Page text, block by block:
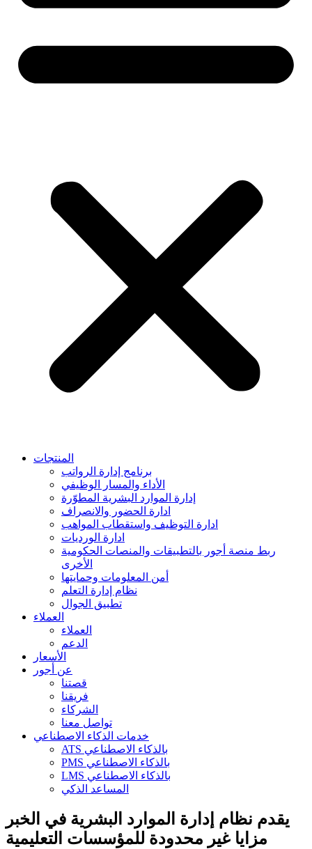
المنتجات
برنامج إدارة الرواتب
الأداء والمسار الوظيفي
إدارة الموارد البشرية المطوّرة
ادارة الحضور والانصراف
ادارة التوظيف واستقطاب المواهب
ادارة الورديات
ربط منصة أجور بالتطبيقات والمنصات الحكومية
الأخرى
أمن المعلومات وحمايتها
نظام إدارة التعلم
تطبيق الجوال
العملاء
العملاء
الدعم
الأسعار
عن أجور
قصتنا
فريقنا
الشركاء
تواصل معنا
خدمات الذكاء الاصطناعي
ATS بالذكاء الاصطناعي
PMS بالذكاء الاصطناعي
LMS بالذكاء الاصطناعي
المساعد الذكي
يقدم نظام إدارة الموارد البشرية في الخبر
مزايا غير محدودة للمؤسسات التعليمية